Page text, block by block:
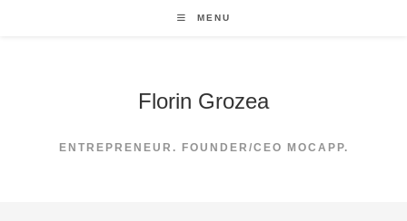
MENU
Florin Grozea
ENTREPRENEUR. FOUNDER/CEO MOCAPP.